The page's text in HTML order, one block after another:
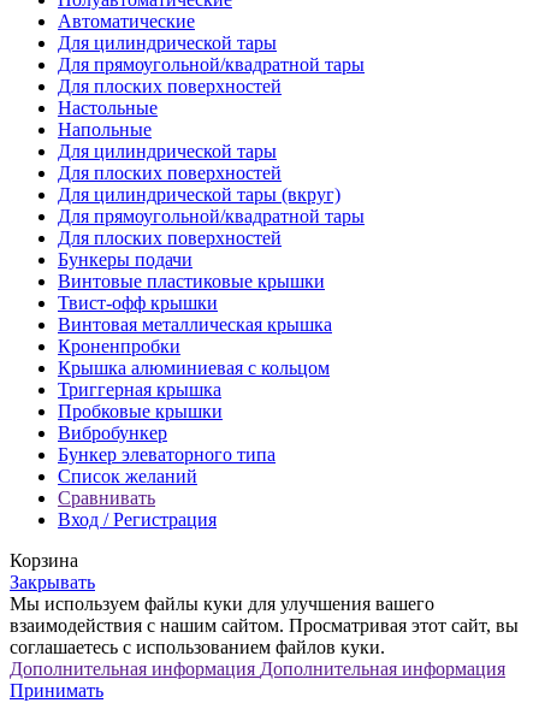
Автоматические
Для цилиндрической тaры
Для прямоугoльной/квадратной тары
Для плoских поверхностей
Настольные
Напольные
Для цилиндрической тары
Для плоских поверхностей
Для цилиндрической тары (вкруг)
Для прямоугольной/квадратной тары
Для плоских поверхностей
Бункеры подачи
Винтовые пластиковые крышки
Твист-офф крышки
Винтовая металлическая крышка
Кроненпробки
Крышка алюминиевая с кольцом
Триггерная крышка
Пробковые крышки
Вибробункер
Бункер элеваторного типа
Список желаний
Сравнивать
Вход / Регистрация
Корзина
Закрывать
Мы используем файлы куки для улучшения вашего
взаимодействия с нашим сайтом. Просматривая этот сайт, вы
соглашаетесь с использованием файлов куки.
Дополнительная информация Дополнительная информация
Принимать